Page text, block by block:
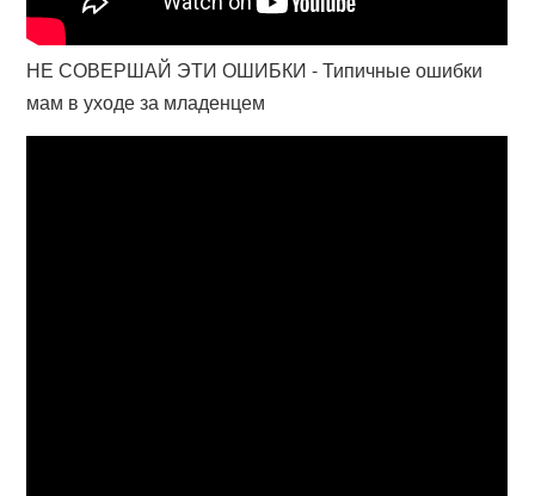
НЕ СОВЕРШАЙ ЭТИ ОШИБКИ - Типичные ошибки
мам в уходе за младенцем